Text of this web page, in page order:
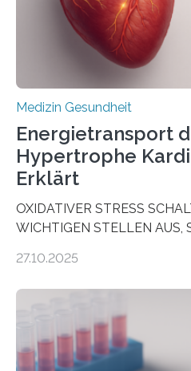
häufigsten Krebsarten und
Medizin Gesundheit
Energietransport
Hypertrophe
Erklärt
OXIDATIVER STRESS
WICHTIGEN STELLEN AUS,
aus dem Deutschen Zentrum
im Journal Circulation,
der Hypertrophen
kann und wie sich durch eine
Herzbelastung und des
27.10.2025